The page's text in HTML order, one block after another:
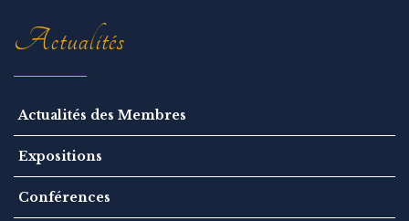
Actualités
Actualités des Membres
Expositions
Conférences